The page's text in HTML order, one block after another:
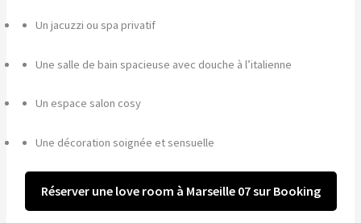
Un jacuzzi ou spa privatif
Une salle de bain spacieuse avec douche à l’italienne
Un espace salon cosy
Une décoration soignée et sensuelle
Réserver une love room à Marseille 07 sur Booking